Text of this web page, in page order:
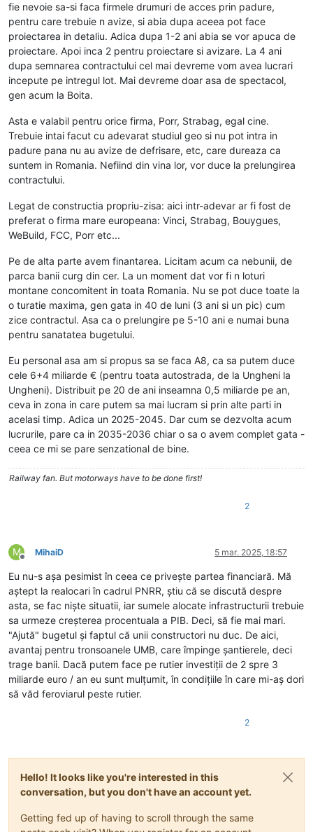
fie nevoie sa-si faca firmele drumuri de acces prin padure,
pentru care trebuie n avize, si abia dupa aceea pot face
proiectarea in detaliu. Adica dupa 1-2 ani abia se vor apuca de
proiectare. Apoi inca 2 pentru proiectare si avizare. La 4 ani
dupa semnarea contractului cel mai devreme vom avea lucrari
incepute pe intregul lot. Mai devreme doar asa de spectacol,
gen acum la Boita.
Asta e valabil pentru orice firma, Porr, Strabag, egal cine.
Trebuie intai facut cu adevarat studiul geo si nu pot intra in
padure pana nu au avize de defrisare, etc, care dureaza ca
suntem in Romania. Nefiind din vina lor, vor duce la prelungirea
contractului.
Legat de constructia propriu-zisa: aici intr-adevar ar fi fost de
preferat o firma mare europeana: Vinci, Strabag, Bouygues,
WeBuild, FCC, Porr etc...
Pe de alta parte avem finantarea. Licitam acum ca nebunii, de
parca banii curg din cer. La un moment dat vor fi n loturi
montane concomitent in toata Romania. Nu se pot duce toate la
o turatie maxima, gen gata in 40 de luni (3 ani si un pic) cum
zice contractul. Asa ca o prelungire pe 5-10 ani e numai buna
pentru sanatatea bugetului.
Eu personal asa am si propus sa se faca A8, ca sa putem duce
cele 6+4 miliarde € (pentru toata autostrada, de la Ungheni la
Ungheni). Distribuit pe 20 de ani inseamna 0,5 miliarde pe an,
ceva in zona in care putem sa mai lucram si prin alte parti in
acelasi timp. Adica un 2025-2045. Dar cum se dezvolta acum
lucrurile, pare ca in 2035-2036 chiar o sa o avem complet gata -
ceea ce mi se pare senzational de bine.
Railway fan. But motorways have to be done first!
2
M
Deconectat
MihaiD 5 mar. 2025, 18:57
Eu nu-s așa pesimist în ceea ce privește partea financiară. Mă
aștept la realocari în cadrul PNRR, știu că se discută despre
asta, se fac niște situatii, iar sumele alocate infrastructurii trebuie
sa urmeze creșterea procentuala a PIB. Deci, să fie mai mari.
"Ajută" bugetul și faptul că unii constructori nu duc. De aici,
avantaj pentru tronsoanele UMB, care împinge șantierele, deci
trage banii. Dacă putem face pe rutier investiții de 2 spre 3
miliarde euro / an eu sunt mulțumit, în condițiile în care mi-aș dori
să văd feroviarul peste rutier.
2
Hello! It looks like you're interested in this
conversation, but you don't have an account yet.
Getting fed up of having to scroll through the same